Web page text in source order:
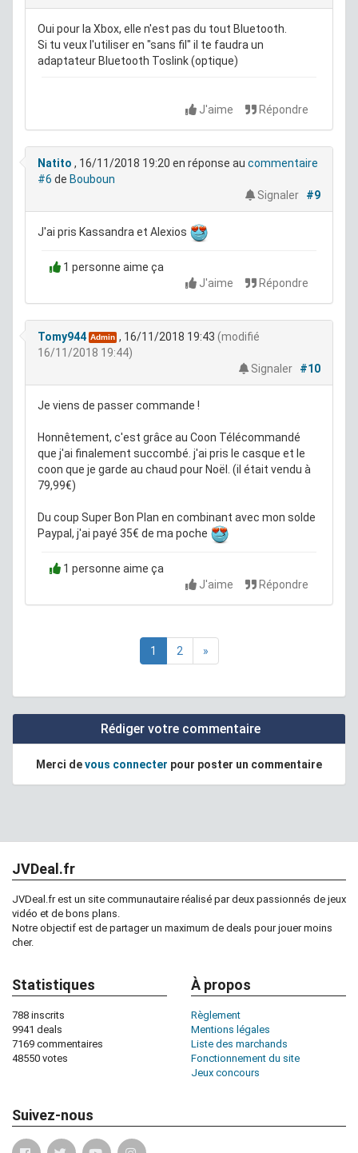
Oui pour la Xbox, elle n'est pas du tout Bluetooth.
Si tu veux l'utiliser en "sans fil" il te faudra un
adaptateur Bluetooth Toslink (optique)
J'aime Répondre
Natito , 16/11/2018 19:20 en réponse au commentaire
#6 de Bouboun
Signaler
#9
J'ai pris Kassandra et Alexios
1 personne aime ça
J'aime
Répondre
Tomy944 Admin , 16/11/2018 19:43 (modifié
16/11/2018 19:44)
Signaler
#10
Je viens de passer commande !
Honnêtement, c'est grâce au Coon Télécommandé
que j'ai finalement succombé. j'ai pris le casque et le
coon que je garde au chaud pour Noël. (il était vendu à
79,99€)
Du coup Super Bon Plan en combinant avec mon solde
Paypal, j'ai payé 35€ de ma poche
1 personne aime ça
J'aime
Répondre
1 2 »
Rédiger votre commentaire
Merci devous connecter pour poster un commentaire
JVDeal.fr
JVDeal.fr est un site communautaire réalisé par deux passionnés de jeux
vidéo et de bons plans.
Notre objectif est de partager un maximum de deals pour jouer moins
cher.
Statistiques
788 inscrits
9941 deals
7169 commentaires
48550 votes
À propos
Règlement
Mentions légales
Liste des marchands
Fonctionnement du site
Jeux concours
Suivez-nous